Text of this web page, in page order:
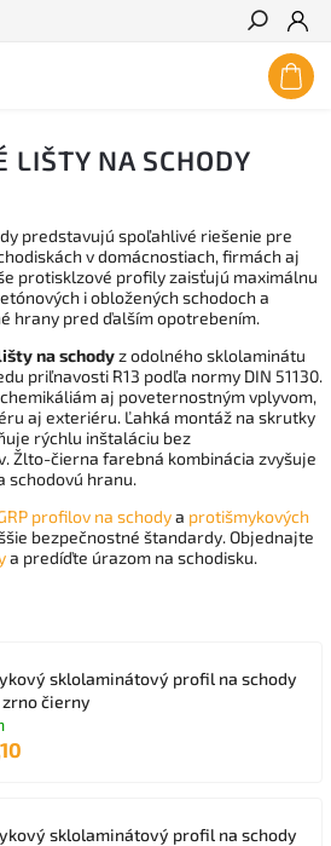
Hľadať
LIŠTY NA SCHODY
predstavujú spoľahlivé riešenie pre
v domácnostiach, firmách aj
protisklzové profily zaisťujú maximálnu
i obložených schodoch a
hrany pred ďalším opotrebením.
na schodyz odolného sklolaminátu
priľnavosti R13 podľa normy DIN 51130.
aj poveternostným vplyvom,
aj exteriéru. Ľahká montáž na skrutky
rýchlu inštaláciu bez
Žlto-čierna farebná kombinácia zvyšuje
schodovú hranu.
profilov na schodya protišmykových
bezpečnostné štandardy. Objednajte
a predíďte úrazom na schodisku.
sklolaminátový profil na schody
čierny
sklolaminátový profil na schody